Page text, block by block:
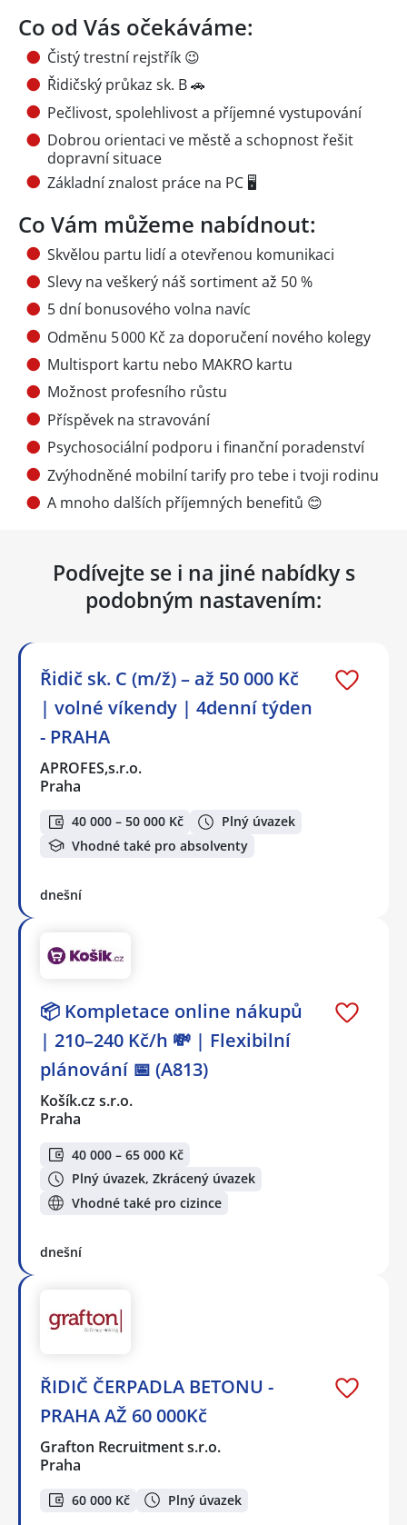
Co od Vás očekáváme:
Čistý trestní rejstřík 😉
Řidičský průkaz sk. B 🚗
Pečlivost, spolehlivost a příjemné vystupování
Dobrou orientaci ve městě a schopnost řešit
dopravní situace
Základní znalost práce na PC 🖥️
Co Vám můžeme nabídnout:
Skvělou partu lidí a otevřenou komunikaci
Slevy na veškerý náš sortiment až 50 %
5 dní bonusového volna navíc
Odměnu 5 000 Kč za doporučení nového kolegy
Multisport kartu nebo MAKRO kartu
Možnost profesního růstu
Příspěvek na stravování
Psychosociální podporu i finanční poradenství
Zvýhodněné mobilní tarify pro tebe i tvoji rodinu
A mnoho dalších příjemných benefitů 😊
Podívejte se i na jiné nabídky s
podobným nastavením:
Řidič sk. C (m/ž) – až 50 000 Kč
| volné víkendy | 4denní týden
- PRAHA
APROFES,s.r.o.
Praha
40 000 – 50 000 Kč
Plný úvazek
Vhodné také pro absolventy
dnešní
📦 Kompletace online nákupů
| 210–240 Kč/h 💸 | Flexibilní
plánování 📅 (A813)
Košík.cz s.r.o.
Praha
40 000 – 65 000 Kč
Plný úvazek, Zkrácený úvazek
Vhodné také pro cizince
dnešní
ŘIDIČ ČERPADLA BETONU -
PRAHA AŽ 60 000Kč
Grafton Recruitment s.r.o.
Praha
60 000 Kč Plný úvazek